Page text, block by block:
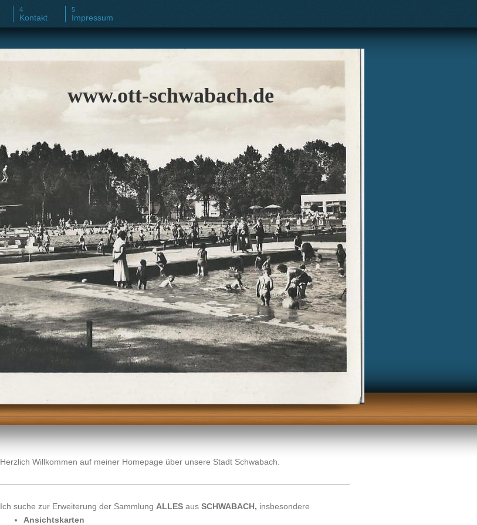
Kontakt Impressum
www.ott-schwabach.de
Herzlich Willkommen auf meiner Homepage über unsere Stadt Schwabach.
Ich suche zur Erweiterung der Sammlung ALLESaus SCHWABACH, insbesondere
Ansichtskarten